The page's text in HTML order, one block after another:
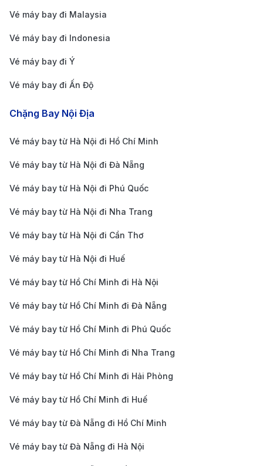
Vé máy bay đi Malaysia
Vé máy bay đi Indonesia
Vé máy bay đi Ý
Vé máy bay đi Ấn Độ
Chặng Bay Nội Địa
Vé máy bay từ Hà Nội đi Hồ Chí Minh
Vé máy bay từ Hà Nội đi Đà Nẵng
Vé máy bay từ Hà Nội đi Phú Quốc
Vé máy bay từ Hà Nội đi Nha Trang
Vé máy bay từ Hà Nội đi Cần Thơ
Vé máy bay từ Hà Nội đi Huế
Vé máy bay từ Hồ Chí Minh đi Hà Nội
Vé máy bay từ Hồ Chí Minh đi Đà Nẵng
Vé máy bay từ Hồ Chí Minh đi Phú Quốc
Vé máy bay từ Hồ Chí Minh đi Nha Trang
Vé máy bay từ Hồ Chí Minh đi Hải Phòng
Vé máy bay từ Hồ Chí Minh đi Huế
Vé máy bay từ Đà Nẵng đi Hồ Chí Minh
Vé máy bay từ Đà Nẵng đi Hà Nội